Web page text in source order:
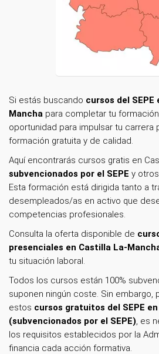
Si estás buscando cursos del SEPE
Mancha para completar tu
oportunidad para impulsar tu carrera
formación gratuita y de calidad.
Aquí encontrarás cursos gratis en
subvencionados por el SEPE y
Esta formación está dirigida tanto a
desempleados/as en activo que
competencias profesionales.
Consulta la oferta disponible de
presenciales en Castilla La-
tu situación laboral.
Todos los cursos están 100%
suponen ningún coste. Sin embargo,
estos cursos gratuitos del SEPE
(subvencionados por el SEPE), es
los requisitos establecidos por la
financia cada acción formativa.